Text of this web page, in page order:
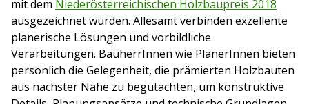
mit dem Niederösterreichischen Holzbaupreis 2018
ausgezeichnet wurden. Allesamt verbinden exzellente
planerische Lösungen und vorbildliche
Verarbeitungen. BauherrInnen wie PlanerInnen bieten
persönlich die Gelegenheit, die prämierten Holzbauten
aus nächster Nähe zu begutachten, um konstruktive